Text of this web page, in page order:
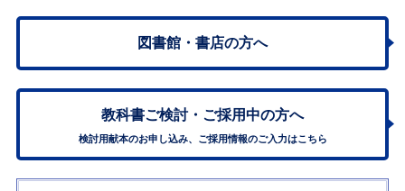
図書館・書店の方へ
教科書ご検討・ ご採用中の方へ
検討用献本のお申し込み、ご採用情報のご入力はこちら